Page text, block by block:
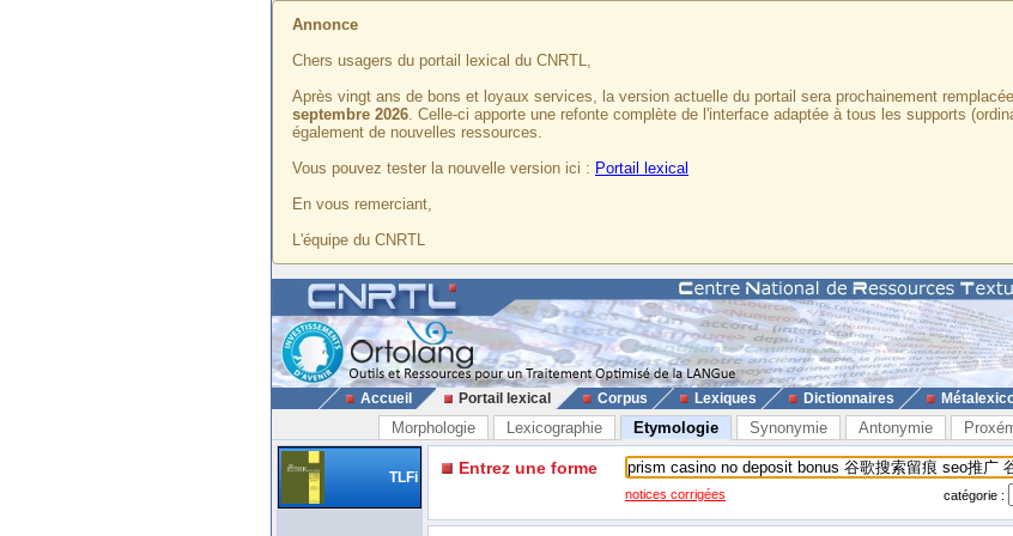
Annonce
Chers usagers du portail lexical du CNRTL,
Après vingt ans de bons et loyaux services, la version actuelle du portail sera prochainement
septembre 2026. Celle-ci apporte une refonte complète de l'interface adaptée à tous les supports
également de nouvelles ressources.
Vous pouvez tester la nouvelle version ici : Portail lexical
En vous remerciant,
L'équipe du CNRTL
Accueil Portail lexical Corpus Lexiques Dictionnaires
Morphologie Lexicographie Etymologie Synonymie Antonymie
TLFi Entrez une forme
notices corrigées catégorie :